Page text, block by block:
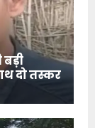
दो तस्कर